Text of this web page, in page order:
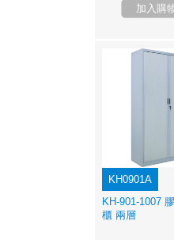
加入購
KH0901A
KH-901-1007
櫃 兩層